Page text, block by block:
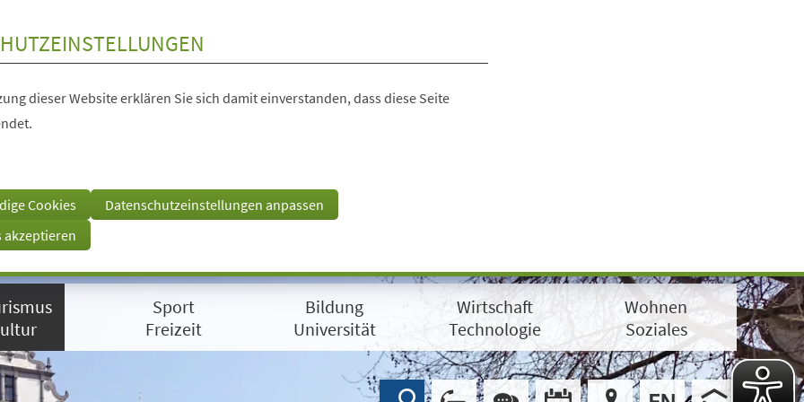
dieser Website erklären Sie sich damit einverstanden, dass diese Seite
Cookies
Datenschutzeinstellungen anpassen
akzeptieren
Sport
Freizeit
Bildung
Universität
Wirtschaft
Technologie
Wohnen
Soziales